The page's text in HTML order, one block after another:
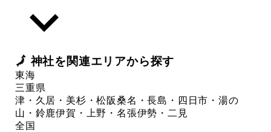
🗾神社を関連エリアから探す
東海
三重県
津・久居・美杉・松阪桑名・長島・四日市・湯の
山・鈴鹿伊賀・上野・名張伊勢・二見
全国